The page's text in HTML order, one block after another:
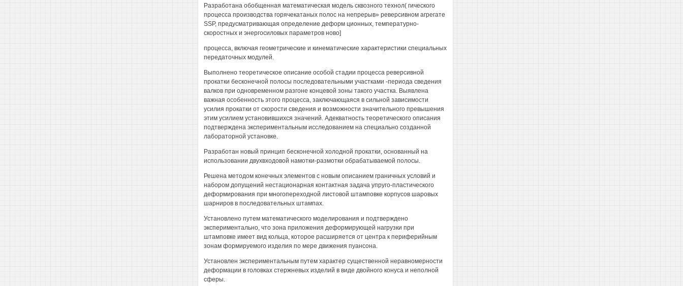
Разработана обобщенная математическая модель сквозного технол( гического
процесса производства горячекатаных полос на непрерыв» реверсивном агрегате
SSP, предусматривающая определение деформ ционных, температурно-
скоростных и энергосиловых параметров ново]
процесса, включая геометрические и кинематические характеристики специальных
передаточных модулей.
Выполнено теоретическое описание особой стадии процесса реверсивной
прокатки бесконечной полосы последовательными участками -периода сведения
валков при одновременном разгоне концевой зоны такого участка. Выявлена
важная особенность этого процесса, заключающаяся в сильной зависимости
усилия прокатки от скорости сведения и возможности значительного превышения
этим усилием установившихся значений. Адекватность теоретического описания
подтверждена экспериментальным исследованием на специально созданной
лабораторной установке.
Разработан новый принцип бесконечной холодной прокатки, основанный на
использовании двухвходовой намотки-размотки обрабатываемой полосы.
Решена методом конечных элементов с новым описанием граничных условий и
набором допущений нестационарная контактная задача упруго-пластического
деформирования при многопереходной листовой штамповке корпусов шаровых
шарниров в последовательных штампах.
Установлено путем математического моделирования и подтверждено
экспериментально, что зона приложения деформирующей нагрузки при
штамповке имеет вид кольца, которое расширяется от центра к периферийным
зонам формируемого изделия по мере движения пуансона.
Установлен экспериментальным путем характер существенной неравномерности
деформации в головках стержневых изделий в виде двойного конуса и неполной
сферы.